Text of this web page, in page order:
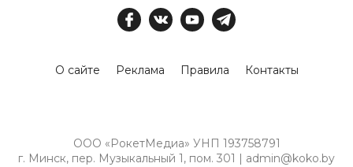
О сайте Реклама Правила Контакты
ООО «РокетМедиа» УНП 193758791
г. Минск, пер. Музыкальный 1, пом. 301 | admin@koko.by